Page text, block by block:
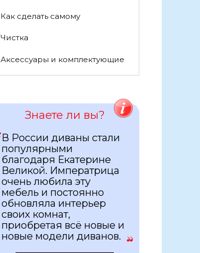
Как сделать самому
Чистка
Аксессуары и комплектующие
Знаете ли вы?
В России диваны стали
популярными
благодаря Екатерине
Великой. Императрица
очень любила эту
мебель и постоянно
обновляла интерьер
своих комнат,
приобретая всё новые и
новые модели диванов.